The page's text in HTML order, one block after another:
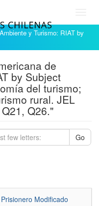
y Turismo: RIAT by
de
by Subject
del turismo;
rural. JEL
Q26."
Go
Modificado